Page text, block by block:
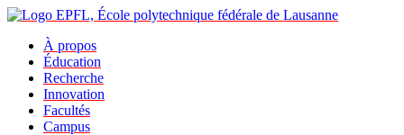
À propos
Éducation
Recherche
Innovation
Facultés
Campus